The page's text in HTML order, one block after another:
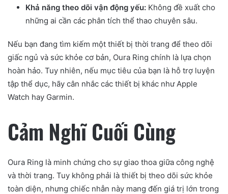
Khả năng theo dõi vận động yếu: Không đề xuất cho
những ai cần các phân tích thể thao chuyên sâu.
Nếu bạn đang tìm kiếm một thiết bị thời trang để theo dõi
giấc ngủ và sức khỏe cơ bản, Oura Ring chính là lựa chọn
hoàn hảo. Tuy nhiên, nếu mục tiêu của bạn là hỗ trợ luyện
tập thể dục, hãy cân nhắc các thiết bị khác như Apple
Watch hay Garmin.
Cảm Nghĩ Cuối Cùng
Oura Ring là minh chứng cho sự giao thoa giữa công nghệ
và thời trang. Tuy không phải là thiết bị theo dõi sức khỏe
toàn diện, nhưng chiếc nhẫn này mang đến giá trị lớn trong